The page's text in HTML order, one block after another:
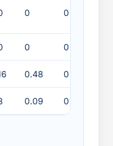
0 0
0 0
0.48 0
0.09 0